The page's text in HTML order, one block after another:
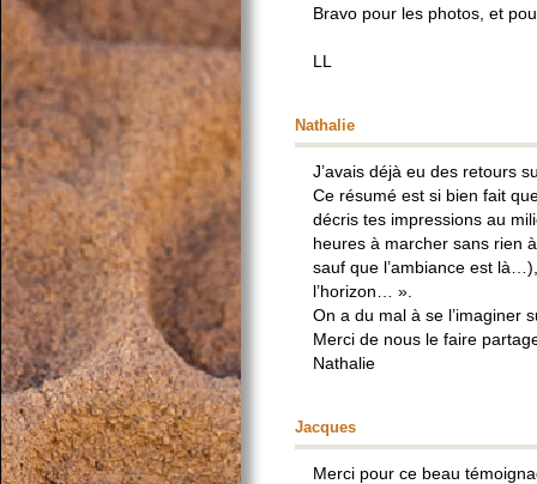
Bravo pour les photos, et
LL
Nathalie
J’avais déjà eu des retours
Ce résumé est si bien fait
décris tes impressions au
heures à marcher sans rien
sauf que l’ambiance est
l’horizon… ».
On a du mal à se l’imaginer
Merci de nous le faire
Nathalie
Jacques
Merci pour ce beau